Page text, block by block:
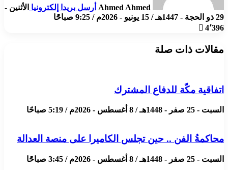
Ahmed Ahmed أرسل بريدا إلكترونيا الأثنين -
29 ذو الحجة - 1447هـ / 15 يونيو - 2026م / 9:25 صباحًا
4٬396
مقالات ذات صلة
اتفاقية مكّة للدفاع المشترك
السبت - 25 صفر - 1448هـ / 8 أغسطس - 2026م / 5:19 صباحًا
محاكمةُ الفن .. حين تجلس الكاميرا على منصة العدالة
السبت - 25 صفر - 1448هـ / 8 أغسطس - 2026م / 3:45 صباحًا